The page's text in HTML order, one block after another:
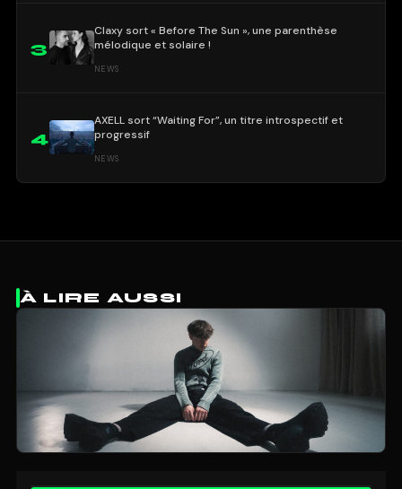
3
Claxy sort « Before The Sun », une parenthèse
mélodique et solaire !
NEWS
4
AXELL sort “Waiting For”, un titre introspectif et
progressif
NEWS
À LIRE AUSSI